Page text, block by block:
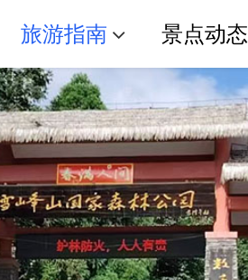
旅游指南 景点动态